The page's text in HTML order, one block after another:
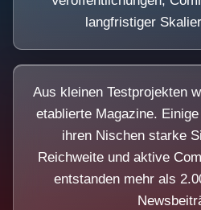
langfristiger
Aus kleinen Testprojekten
etablierte Magazine.
ihren Nischen starke
Reichweite und aktive
entstanden mehr als